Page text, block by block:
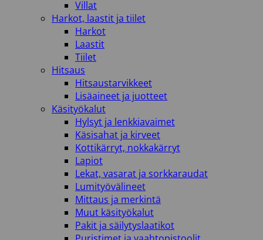
Villat
Harkot, laastit ja tiilet
Harkot
Laastit
Tiilet
Hitsaus
Hitsaustarvikkeet
Lisäaineet ja juotteet
Käsityökalut
Hylsyt ja lenkkiavaimet
Käsisahat ja kirveet
Kottikärryt, nokkakärryt
Lapiot
Lekat, vasarat ja sorkkaraudat
Lumityövälineet
Mittaus ja merkintä
Muut käsityökalut
Pakit ja säilytyslaatikot